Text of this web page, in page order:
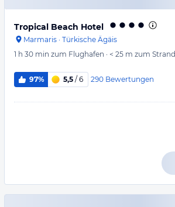
Tropical Beach Hotel
Marmaris · Türkische Ägäis
1 h 30 min zum Flughafen · < 25 m zum Strand
97% 5,5 / 6 290 Bewertungen